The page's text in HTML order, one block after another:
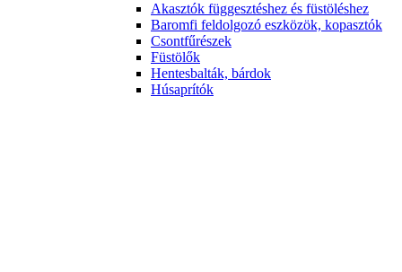
Akasztók függesztéshez és füstöléshez
Baromfi feldolgozó eszközök, kopasztók
Csontfűrészek
Füstölők
Hentesbalták, bárdok
Húsaprítók